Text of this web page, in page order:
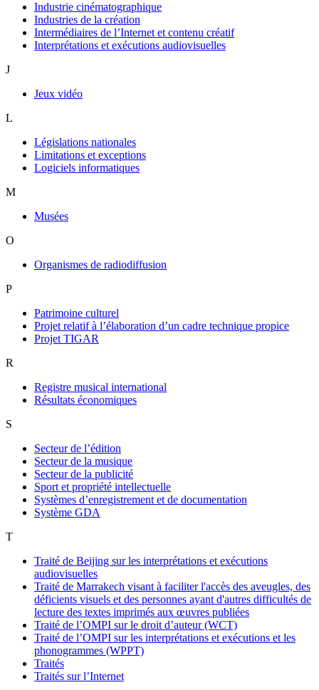
Industrie cinématographique
Industries de la création
Intermédiaires de l’Internet et contenu créatif
Interprétations et exécutions audiovisuelles
J
Jeux vidéo
L
Législations nationales
Limitations et exceptions
Logiciels informatiques
M
Musées
O
Organismes de radiodiffusion
P
Patrimoine culturel
Projet relatif à l’élaboration d’un cadre technique propice
Projet TIGAR
R
Registre musical international
Résultats économiques
S
Secteur de l’édition
Secteur de la musique
Secteur de la publicité
Sport et propriété intellectuelle
Systèmes d’enregistrement et de documentation
Système GDA
T
Traité de Beijing sur les interprétations et exécutions
audiovisuelles
Traité de Marrakech visant à faciliter l'accès des aveugles, des
déficients visuels et des personnes ayant d'autres difficultés de
lecture des textes imprimés aux œuvres publiées
Traité de l’OMPI sur le droit d’auteur (WCT)
Traité de l’OMPI sur les interprétations et exécutions et les
phonogrammes (WPPT)
Traités
Traités sur l’Internet